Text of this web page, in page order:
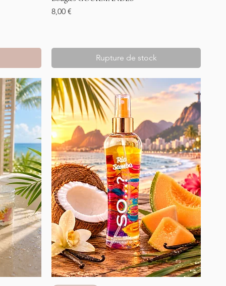
Prix
8,00 €
Rupture de stock